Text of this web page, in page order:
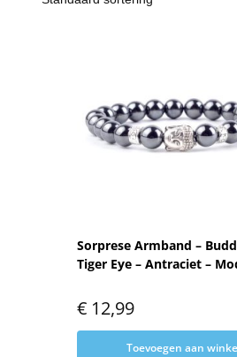
Sorprese Armband –
Tiger Eye – Antraciet –
€12,99
Toevoegen aan